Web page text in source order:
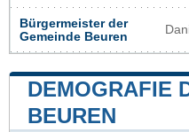
Bürgermeister der
Gemeinde Beuren
DEMOGRAFIE
BEUREN